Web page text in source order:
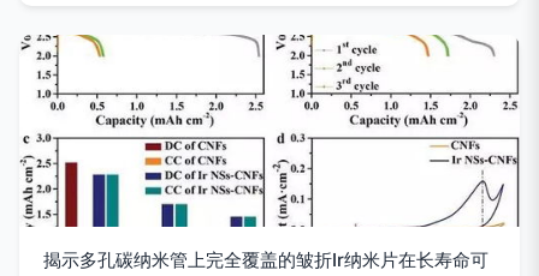
揭示多孔碳纳米管上完全覆盖的皱折Ir纳米片在长寿命可